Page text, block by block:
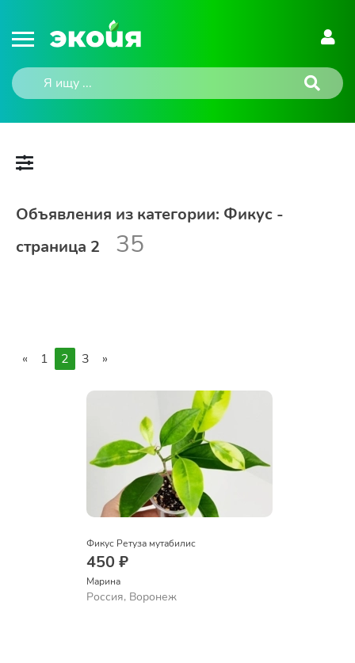
Объявления из категории: Фикус -
страница 2
35
« 1 2 3 »
Фикус Ретуза мутабилис
450 ₽
Марина
Россия, Воронеж